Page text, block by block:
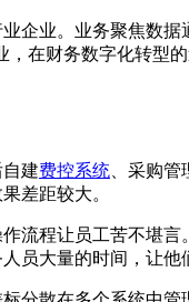
企业。业务聚焦数
在财务数字化转
建费控系统 、采购
差距较大。
流程让员工苦不堪
大量的时间，让他